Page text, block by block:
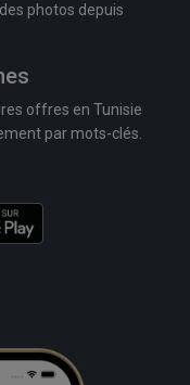
photos depuis
offres en Tunisie
par mots-clés.